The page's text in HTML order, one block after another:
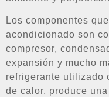
Los componentes
acondicionado son
compresor,
expansión y mucho
refrigerante utilizado
de calor, produce